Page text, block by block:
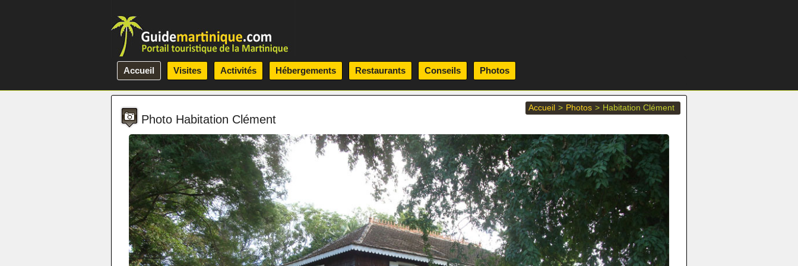
Accueil Visites Activités Hébergements Restaurants Conseils Photos
Photo Habitation Clément
Accueil > Photos > Habitation Clément